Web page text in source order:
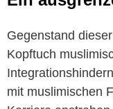
Gegenstand
Kopftuch
mit muslimischen